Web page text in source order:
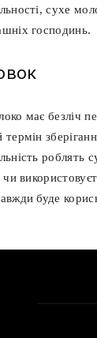
сухе
господинь.
має безліч
термін
чи
буде